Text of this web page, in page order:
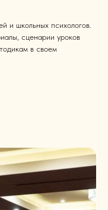
и школьных психологов.
сценарии уроков
в своем